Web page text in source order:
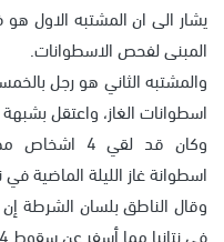
يشار الى ان المشتبه الاول
المبنى لفحص الاسطوانات.
والمشتبه الثاني هو رجل
اسطوانات الغاز، واعتقل
وكان قد
اسطوانة غاز الليلة الماضية في
وقال الناطق بلسان الشرطة
في نتانيا مما أسفر عن سقوط 4 قتلى على الأقل وعدد من الجرحى".